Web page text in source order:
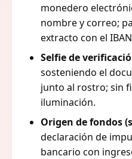
monedero
nombre y correo;
extracto con el
Selfie de
sosteniendo el
junto al rostro; sin
iluminación.
Origen de fondos
declaración de
bancario con